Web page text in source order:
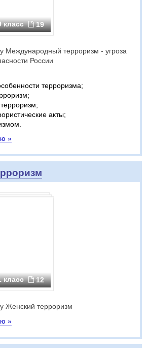
класс 19
Международный терроризм - угроза
России
терроризма;
акты;
»
класс 12
Женский терроризм
»